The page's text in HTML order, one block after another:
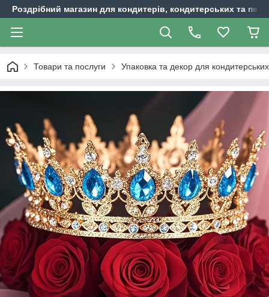
Роздрібний магазин для кондитерів, кондитерських та
Товари та послуги Упаковка та декор для